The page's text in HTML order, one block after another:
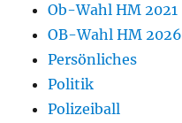
Ob-Wahl HM 2021
OB-Wahl HM 2026
Persönliches
Politik
Polizeiball